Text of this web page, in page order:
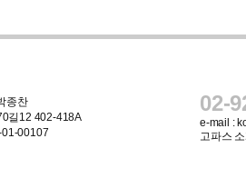
종찬
길12 402-418A
01-00107
02-
e-mail :
고파스 소